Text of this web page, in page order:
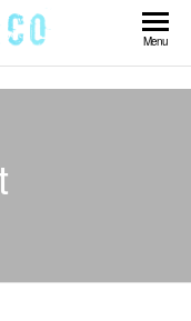
Teppaz
& Co
Menu